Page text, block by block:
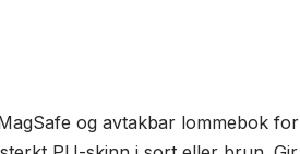
og avtakbar lommebok for